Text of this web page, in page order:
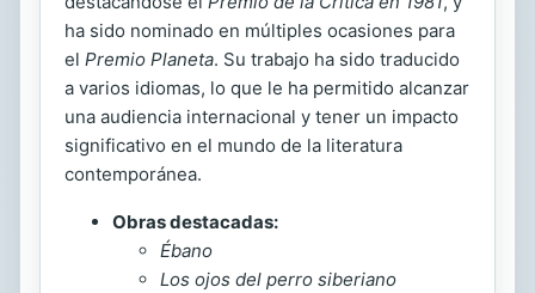
ha sido nominado en múltiples ocasiones para
el Premio Planeta. Su trabajo ha sido traducido
a varios idiomas, lo que le ha permitido alcanzar
una audiencia internacional y tener un impacto
significativo en el mundo de la literatura
contemporánea.
Obras destacadas:
Ébano
Los ojos del perro siberiano